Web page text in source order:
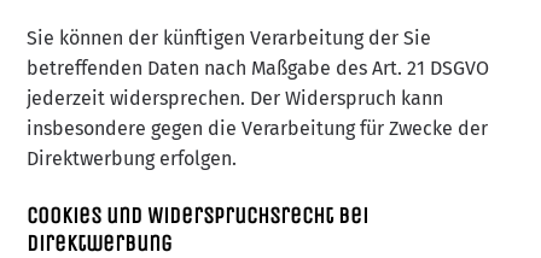
Sie können der künftigen Verarbeitung der Sie
betreffenden Daten nach Maßgabe des Art. 21 DSGVO
jederzeit widersprechen. Der Widerspruch kann
insbesondere gegen die Verarbeitung für Zwecke der
Direktwerbung erfolgen.
Cookies und Widerspruchsrecht bei
Direktwerbung